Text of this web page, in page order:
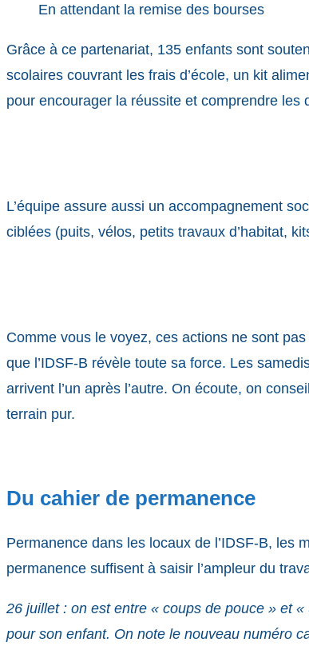
En attendant la remise des bourses
Grâce à ce partenariat, 135 enfants sont
scolaires couvrant les frais d’école, un kit
pour encourager la réussite et comprendre les
L’équipe assure aussi un accompagnement
ciblées (puits, vélos, petits travaux d’habitat,
Comme vous le voyez, ces actions ne sont
que l’IDSF-B révèle toute sa force. Les
arrivent l’un après l’autre. On écoute, on
terrain pur.
Du cahier de permanence
Permanence dans les locaux de l’IDSF-B, les
permanence suffisent à saisir l’ampleur du
26 juillet : on est entre « coups de pouce » et
pour son enfant. On note le nouveau numéro